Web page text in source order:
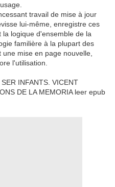
travail de mise à jour
lui-même, enregistre ces
logique d'ensemble de la
familière à la plupart des
mise en page nouvelle,
l'utilisation.
INFANTS. VICENT
DE LA MEMORIA leer epub